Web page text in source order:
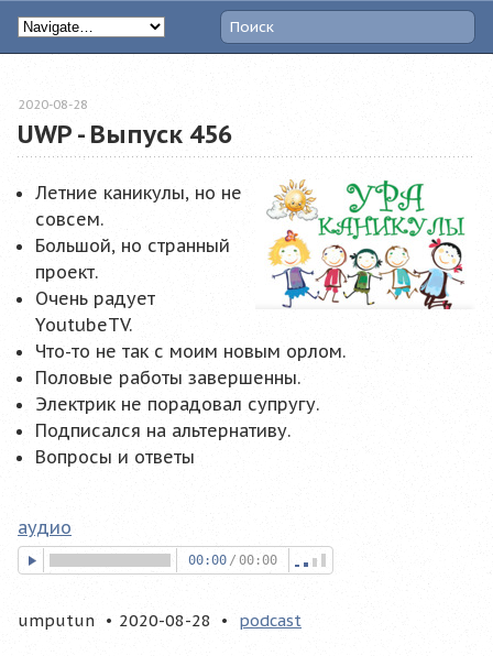
UWP - Выпуск 456
2020-08-28
Летние каникулы, но не
совсем.
Большой, но странный
проект.
Очень радует
YoutubeTV.
Что-то не так с моим новым орлом.
Половые работы завершенны.
Электрик не порадовал супругу.
Подписался на альтернативу.
Вопросы и ответы
аудио
00:00 / 00:00
umputun 2020-08-28 podcast